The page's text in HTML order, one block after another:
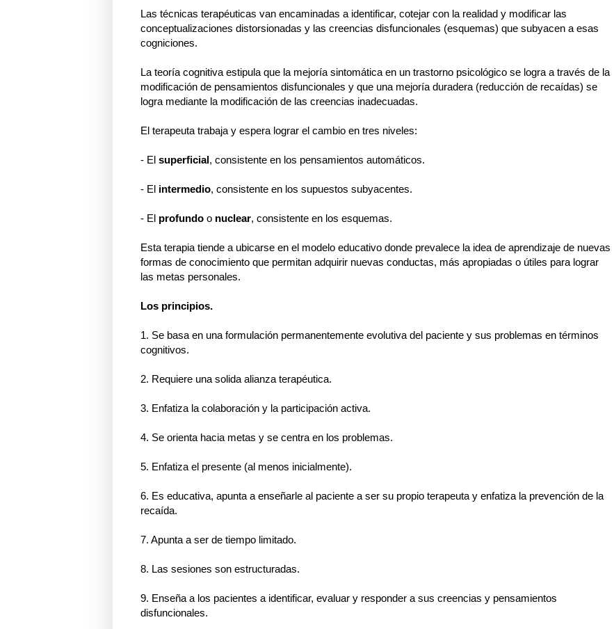
Las técnicas terapéuticas van encaminadas a identificar, cotejar con la realidad y modificar las
conceptualizaciones distorsionadas y las creencias disfuncionales (esquemas) que subyacen a esas
cogniciones.
La teoría cognitiva estipula que la mejoría sintomática en un trastorno psicológico se logra a través de la
modificación de pensamientos disfuncionales y que una mejoría duradera (reducción de recaídas) se
logra mediante la modificación de las creencias inadecuadas.
El terapeuta trabaja y espera lograr el cambio en tres niveles:
- El superficial, consistente en los pensamientos automáticos.
- El intermedio, consistente en los supuestos subyacentes.
- El profundo o nuclear, consistente en los esquemas.
Esta terapia tiende a ubicarse en el modelo educativo donde prevalece la idea de aprendizaje de nuevas
formas de conocimiento que permitan adquirir nuevas conductas, más apropiadas o útiles para lograr
las metas personales.
Los principios.
1. Se basa en una formulación permanentemente evolutiva del paciente y sus problemas en términos
cognitivos.
2. Requiere una solida alianza terapéutica.
3. Enfatiza la colaboración y la participación activa.
4. Se orienta hacia metas y se centra en los problemas.
5. Enfatiza el presente (al menos inicialmente).
6. Es educativa, apunta a enseñarle al paciente a ser su propio terapeuta y enfatiza la prevención de la
recaída.
7. Apunta a ser de tiempo limitado.
8. Las sesiones son estructuradas.
9. Enseña a los pacientes a identificar, evaluar y responder a sus creencias y pensamientos
disfuncionales.